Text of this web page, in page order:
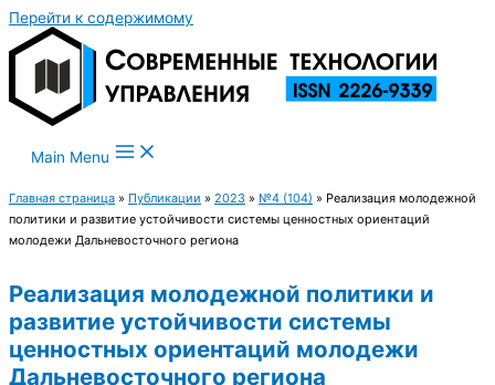
Перейти к содержимому
Main Menu
Главная страница » Публикации » 2023 » №4 (104) » Реализация молодежной
политики и развитие устойчивости системы ценностных ориентаций
молодежи Дальневосточного региона
Реализация молодежной политики и
развитие устойчивости системы
ценностных ориентаций молодежи
Дальневосточного региона